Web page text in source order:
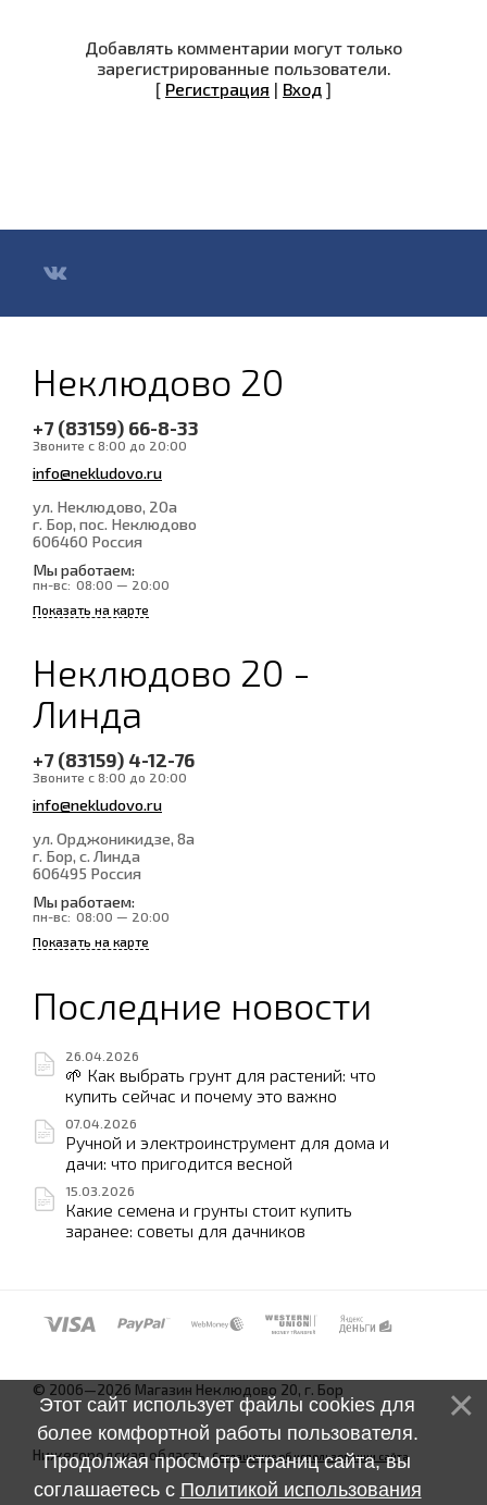
Добавлять комментарии могут только
зарегистрированные пользователи.
[ Регистрация | Вход ]
Неклюдово 20
+7 (83159) 66-8-33
Звоните с 8:00 до 20:00
info@nekludovo.ru
ул. Неклюдово, 20а
г. Бор, пос. Неклюдово
606460 Россия
Мы работаем:
пн-вс: 08:00 — 20:00
Показать на карте
Неклюдово 20 -
Линда
+7 (83159) 4-12-76
Звоните с 8:00 до 20:00
info@nekludovo.ru
ул. Орджоникидзе, 8а
г. Бор, с. Линда
606495 Россия
Мы работаем:
пн-вс: 08:00 — 20:00
Показать на карте
Последние новости
26.04.2026
🌱 Как выбрать грунт для растений: что
купить сейчас и почему это важно
07.04.2026
Ручной и электроинструмент для дома и
дачи: что пригодится весной
15.03.2026
Какие семена и грунты стоит купить
заранее: советы для дачников
© 2006—2026 Магазин Неклюдово 20, г. Бор
Нижегородская область.Соглашение об использовании сайта
Этот сайт использует файлы cookies для
более комфортной работы пользователя.
Продолжая просмотр страниц сайта, вы
соглашаетесь с Политикой использования